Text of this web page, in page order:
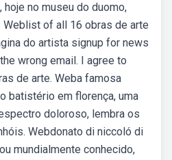
hoje no museu do duomo,
Weblist of all 16 obras de arte
do artista signup for news
wrong email. I agree to
de arte. Weba famosa
batistério em florença, uma
doloroso, lembra os
Webdonato di niccoló di
mundialmente conhecido,